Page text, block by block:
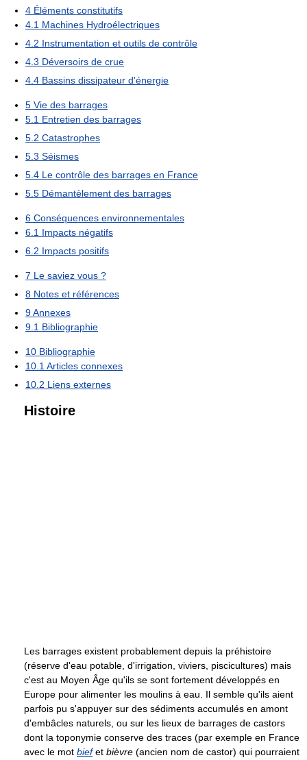
4 Éléments constitutifs
4.1 Machines Hydroélectriques
4.2 Instrumentation et outils de contrôle
4.3 Déversoirs de crue
4.4 Bassins dissipateur d'énergie
5 Vie des barrages
5.1 Entretien des barrages
5.2 Catastrophes
5.3 Séismes
5.4 Le contrôle des barrages en France
5.5 Démantèlement des barrages
6 Conséquences environnementales
6.1 Impacts négatifs
6.2 Impacts positifs
7 Le saviez vous ?
8 Notes et références
9Annexes
9.1 Bibliographie
10 Bibliographie
10.1Articles connexes
10.2 Liens externes
Histoire
Les barrages existent probablement depuis la préhistoire
(réserve d'eau potable, d'irrigation, viviers, piscicultures) mais
c'est au Moyen Âge qu'ils se sont fortement développés en
Europe pour alimenter les moulins à eau. Il semble qu'ils aient
parfois pu s'appuyer sur des sédiments accumulés en amont
d'embâcles naturels, ou sur les lieux de barrages de castors
dont la toponymie conserve des traces (par exemple en France
avec le mot biefet bièvre (ancien nom de castor) qui pourraient